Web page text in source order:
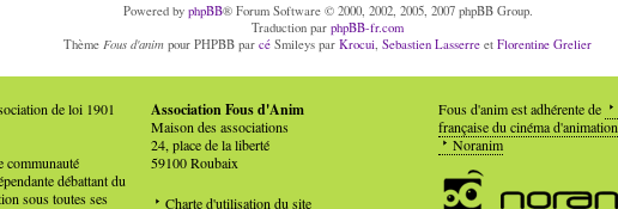
Powered by phpBB® Forum Software © 2000, 2002, 2005, 2007 phpBB Group.
Traduction parphpBB-fr.com
ThèmeFous d'anim pour PHPBB parcé Smileys parKrocui,Sebastien Lasserre etFlorentine Grelier
de loi 1901
communauté
débattant du
sous toutes ses
Association Fous d'Anim
Maison des associations
24, place de la liberté
59100 Roubaix
Charte d'utilisation du site
Fous d'anim est adhérente de
française du cinéma d'animation
Noranim